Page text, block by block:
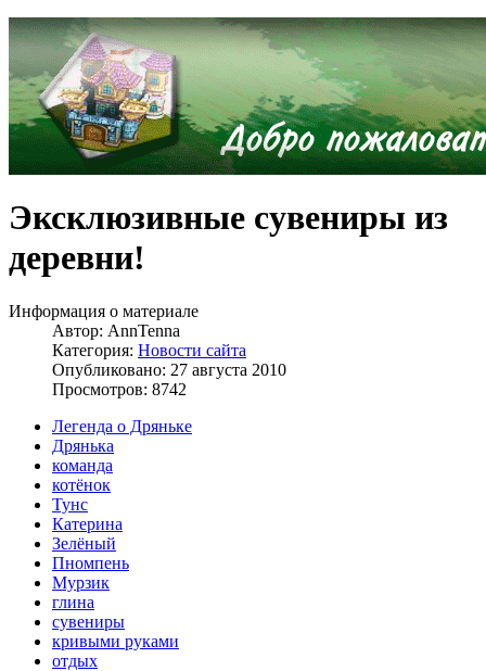
Эксклюзивные сувениры из
деревни!
Информация о материале
Автор: AnnTenna
Категория: Новости сайта
Опубликовано: 27 августа 2010
Просмотров: 8742
Легенда о Дряньке
Дрянька
команда
котёнок
Тунс
Катерина
Зелёный
Пномпень
Мурзик
глина
сувениры
кривыми руками
отдых